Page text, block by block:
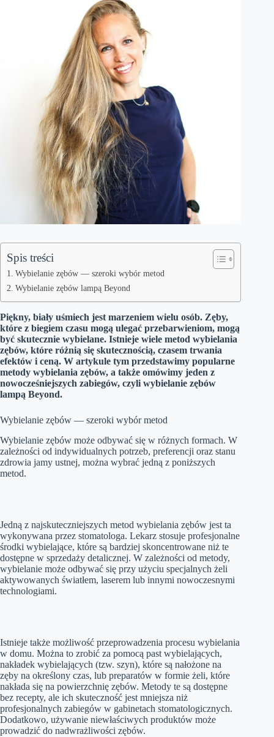
Spis treści
Wybielanie zębów — szeroki wybór metod
Wybielanie zębów lampą Beyond
Piękny, biały uśmiech jest marzeniem wielu osób. Zęby,
które z biegiem czasu mogą ulegać przebarwieniom, mogą
być skutecznie wybielane. Istnieje wiele metod wybielania
zębów, które różnią się skutecznością, czasem trwania
efektów i ceną. W artykule tym przedstawimy popularne
metody wybielania zębów, a także omówimy jeden z
nowocześniejszych zabiegów, czyli wybielanie zębów
lampą Beyond.
Wybielanie zębów — szeroki wybór metod
Wybielanie zębów może odbywać się w różnych formach. W
zależności od indywidualnych potrzeb, preferencji oraz stanu
zdrowia jamy ustnej, można wybrać jedną z poniższych
metod.
Jedną z najskuteczniejszych metod wybielania zębów jest ta
wykonywana przez stomatologa. Lekarz stosuje profesjonalne
środki wybielające, które są bardziej skoncentrowane niż te
dostępne w sprzedaży detalicznej. W zależności od metody,
wybielanie może odbywać się przy użyciu specjalnych żeli
aktywowanych światłem, laserem lub innymi nowoczesnymi
technologiami.
Istnieje także możliwość przeprowadzenia procesu wybielania
w domu. Można to zrobić za pomocą past wybielających,
nakładek wybielających (tzw. szyn), które są nałożone na
zęby na określony czas, lub preparatów w formie żeli, które
nakłada się na powierzchnię zębów. Metody te są dostępne
bez recepty, ale ich skuteczność jest mniejsza niż
profesjonalnych zabiegów w gabinetach stomatologicznych.
Dodatkowo, używanie niewłaściwych produktów może
prowadzić do nadwrażliwości zębów.